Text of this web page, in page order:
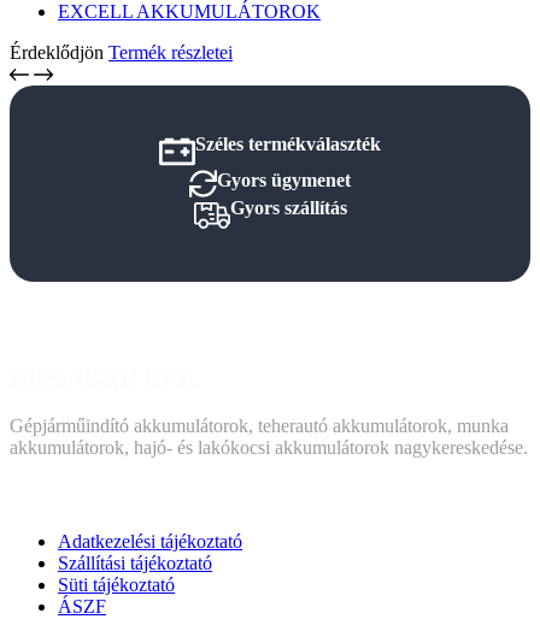
EXCELL AKKUMULÁTOROK
Érdeklődjön Termék részletei
Széles termékválaszték
Gyors ügymenet
Gyors szállítás
Gépjárműindító akkumulátorok, teherautó akkumulátorok, munka
akkumulátorok, hajó- és lakókocsi akkumulátorok nagykereskedése.
Adatkezelési tájékoztató
Szállítási tájékoztató
Süti tájékoztató
ÁSZF